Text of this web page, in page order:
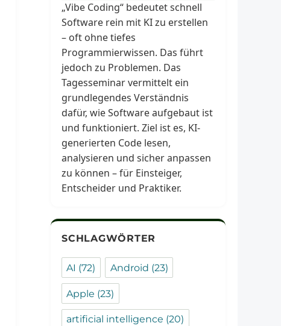
„Vibe Coding“ bedeutet schnell
Software rein mit KI zu erstellen
– oft ohne tiefes
Programmierwissen. Das führt
jedoch zu Problemen. Das
Tagesseminar vermittelt ein
grundlegendes Verständnis
dafür, wie Software aufgebaut ist
und funktioniert. Ziel ist es, KI-
generierten Code lesen,
analysieren und sicher anpassen
zu können – für Einsteiger,
Entscheider und Praktiker.
SCHLAGWÖRTER
AI (72) Android (23)
Apple (23)
artificial intelligence (20)